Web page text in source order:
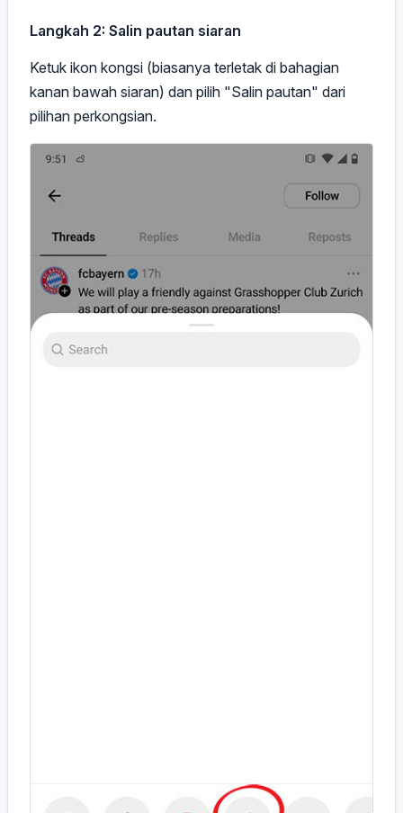
Langkah 2: Salin pautan siaran
Ketuk ikon kongsi (biasanya terletak di bahagian
kanan bawah siaran) dan pilih "Salin pautan" dari
pilihan perkongsian.